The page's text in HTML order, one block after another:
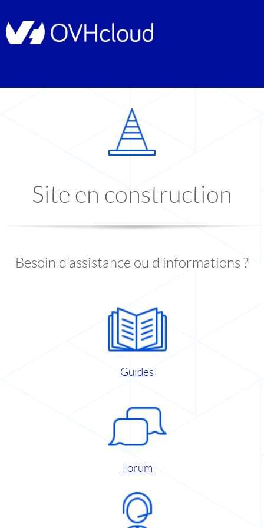
Site en construction
Besoin d'assistance ou d'informations ?
Guides
Forum